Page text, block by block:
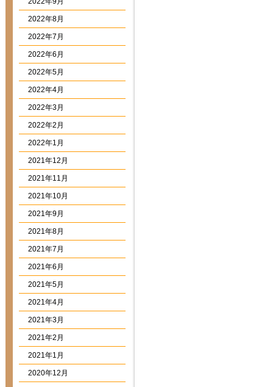
2022年8月
2022年7月
2022年6月
2022年5月
2022年4月
2022年3月
2022年2月
2022年1月
2021年12月
2021年11月
2021年10月
2021年9月
2021年8月
2021年7月
2021年6月
2021年5月
2021年4月
2021年3月
2021年2月
2021年1月
2020年12月